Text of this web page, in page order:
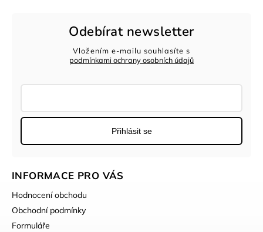
Odebírat newsletter
Vložením e-mailu souhlasíte s
podmínkami ochrany osobních údajů
Přihlásit se
INFORMACE PRO VÁS
Hodnocení obchodu
Obchodní podmínky
Formuláře